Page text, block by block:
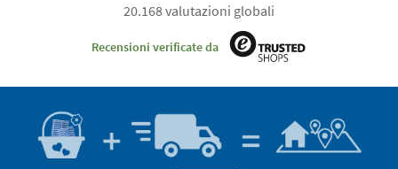
20.168 valutazioni globali
Recensioni verificate da